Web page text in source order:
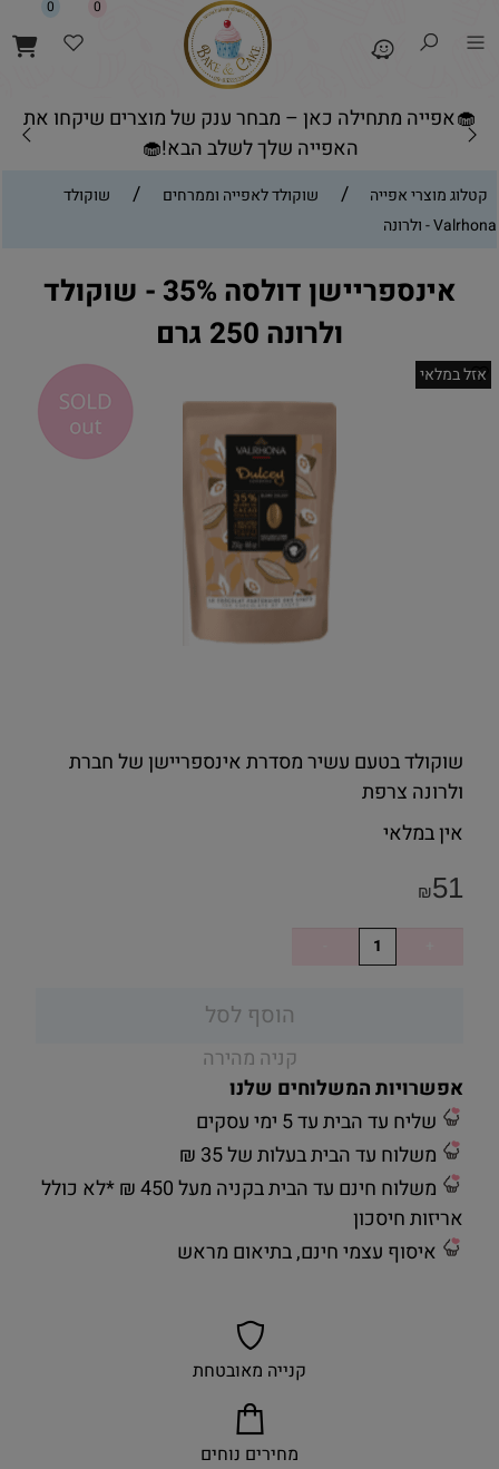
🧁אפייה מתחילה כאן – מבחר ענק של מוצרים שיקחו את
האפייה שלך לשלב הבא!🧁
0 0
קטלוג מוצרי אפייה / שוקולד לאפייה וממרחים /
שוקולד
Valrhona - ולרונה
אינספריישן דולסה 35% - שוקולד
ולרונה 250 גרם
אזל במלאי
שוקולד בטעם עשיר מסדרת אינספריישן של חברת
ולרונה צרפת
אין במלאי
₪51
הוסף לסל
קניה מהירה
אפשרויות המשלוחים שלנו
שליח עד הבית עד 5 ימי עסקים
משלוח עד הבית בעלות של 35 ₪
משלוח חינם עד הבית בקניה מעל 450 ₪ *לא כולל
אריזות חיסכון
איסוף עצמי חינם, בתיאום מראש
קנייה מאובטחת
מחירים נוחים